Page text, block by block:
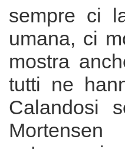
sempre ci
umana, ci
mostra
tutti ne
Calandosi